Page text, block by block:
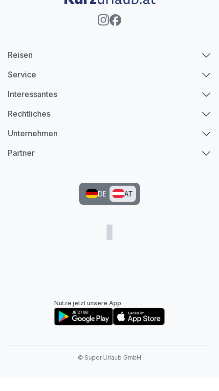
Reisen
Service
Interessantes
Rechtliches
Unternehmen
Partner
DE AT
Nutze jetzt unsere App
© Super Urlaub GmbH